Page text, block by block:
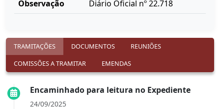
Observação
Diário Oficial nº 22.718
TRAMITAÇÕES DOCUMENTOS
REUNIÕES
COMISSÕES A TRAMITAR
EMENDAS
Encaminhado para leitura no Expediente
24/09/2025